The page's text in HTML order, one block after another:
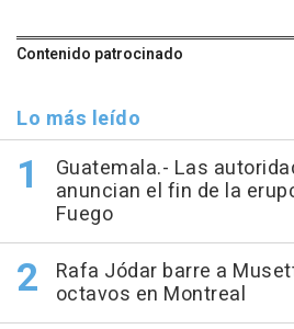
Contenido patrocinado
Lo más leído
Guatemala.- Las
anuncian el fin de la
Fuego
Rafa Jódar barre a
octavos en Montreal